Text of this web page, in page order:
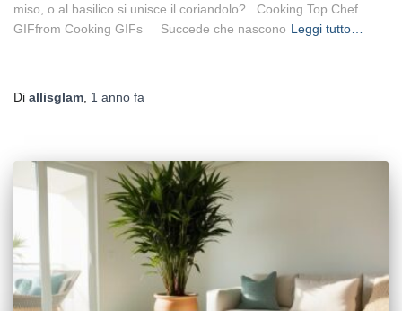
miso, o al basilico si unisce il coriandolo? Cooking Top Chef
GIFfrom Cooking GIFs Succede che nascono Leggi tutto…
Di allisglam 1 anno fa